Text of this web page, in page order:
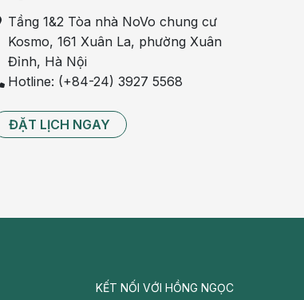
Tầng 1&2 Tòa nhà NoVo chung cư
Kosmo, 161 Xuân La, phường Xuân
Đỉnh, Hà Nội
Hotline: (+84-24) 3927 5568
ĐẶT LỊCH NGAY
KẾT NỐI VỚI HỒNG NGỌC